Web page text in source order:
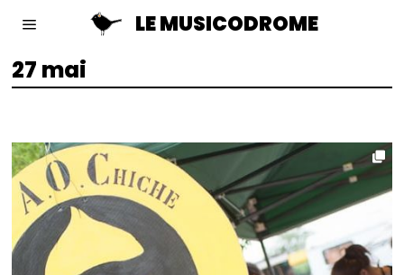
LE MUSICODROME
27 mai